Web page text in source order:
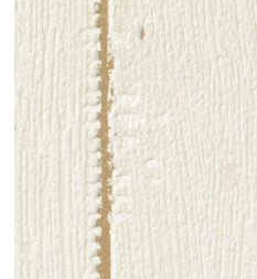
サンゲツリザーブの壁紙について...